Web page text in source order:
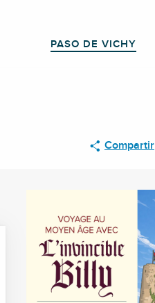
PASO DE VICHY
Compartir